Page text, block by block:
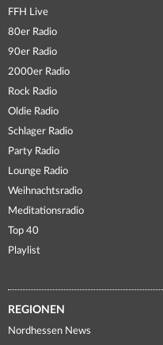
FFH Live
80er Radio
90er Radio
2000er Radio
Rock Radio
Oldie Radio
Schlager Radio
Party Radio
Lounge Radio
Weihnachtsradio
Meditationsradio
Top 40
Playlist
REGIONEN
Nordhessen News